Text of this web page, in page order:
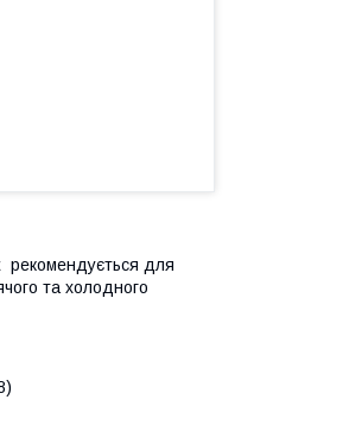
рекомендується для
та холодного